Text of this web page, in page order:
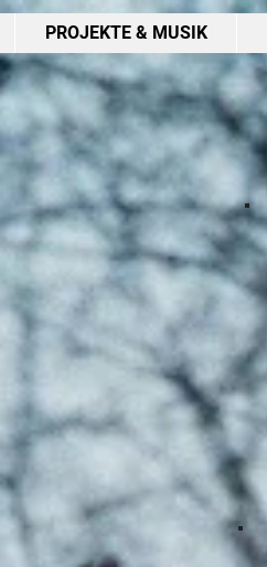
PROJEKTE & MUSIK